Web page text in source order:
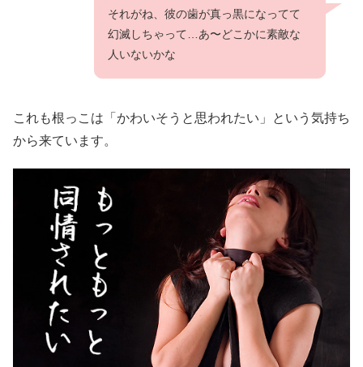
それがね、彼の歯が真っ黒になってて
幻滅しちゃって…あ〜どこかに素敵な
人いないかな
これも根っこは「かわいそうと思われたい」という気持ち
から来ています。